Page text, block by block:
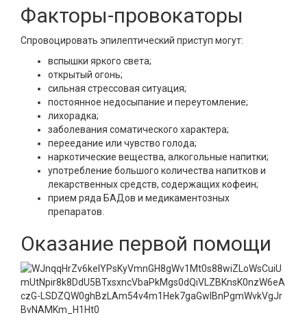
Факторы-провокаторы
Спровоцировать эпилептический приступ могут:
вспышки яркого света;
открытый огонь;
сильная стрессовая ситуация;
постоянное недосыпание и переутомление;
лихорадка;
заболевания соматического характера;
переедание или чувство голода;
наркотические вещества, алкогольные напитки;
употребление большого количества напитков и
лекарственных средств, содержащих кофеин;
прием ряда БАДов и медикаментозных
препаратов.
Оказание первой помощи